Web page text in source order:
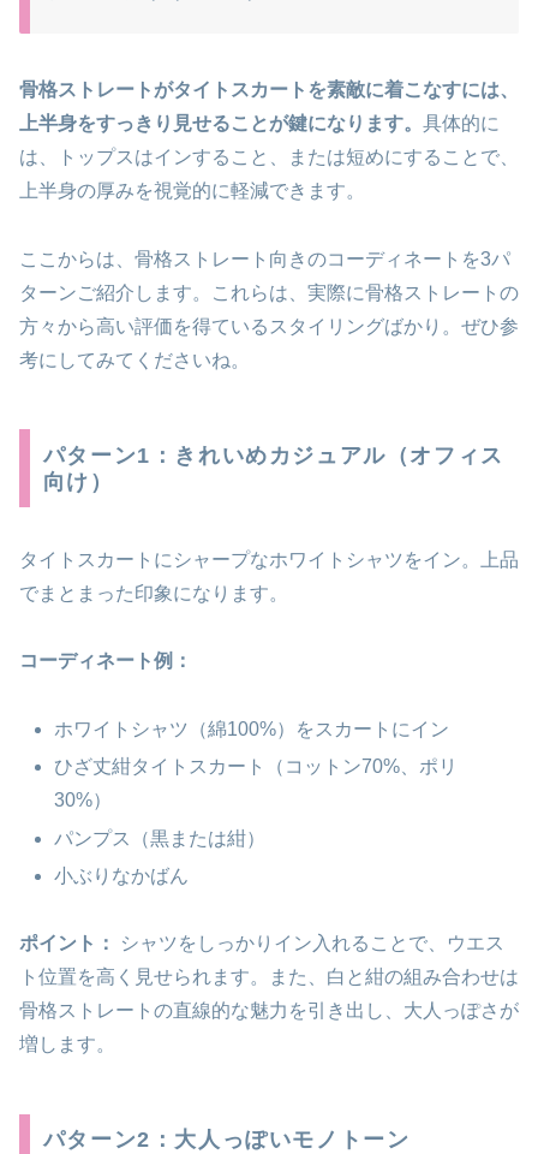
骨格ストレートがタイトスカートを素敵に着こなすには、
上半身をすっきり見せることが鍵になります。 具体的に
は、トップスはインすること、または短めにすることで、
上半身の厚みを視覚的に軽減できます。
ここからは、骨格ストレート向きのコーディネートを3パ
ターンご紹介します。これらは、実際に骨格ストレートの
方々から高い評価を得ているスタイリングばかり。ぜひ参
考にしてみてくださいね。
パターン1：きれいめカジュアル（オフィス
向け）
タイトスカートにシャープなホワイトシャツをイン。上品
でまとまった印象になります。
コーディネート例：
ホワイトシャツ（綿100%）をスカートにイン
ひざ丈紺タイトスカート（コットン70%、ポリ
30%）
パンプス（黒または紺）
小ぶりなかばん
ポイント：
シャツをしっかりイン入れることで、ウエス
ト位置を高く見せられます。また、白と紺の組み合わせは
骨格ストレートの直線的な魅力を引き出し、大人っぽさが
増します。
パターン2：大人っぽいモノトーン